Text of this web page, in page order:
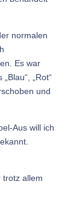
normalen
Es war
„Rot“
und
Aus will ich
trotz allem